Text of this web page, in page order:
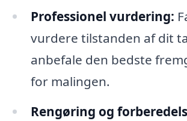
Professionel vurdering:
vurdere tilstanden af dit
anbefale den bedste
for malingen.
Rengøring og